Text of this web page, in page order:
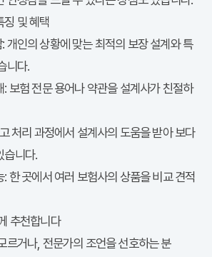
징 및 혜택
개인의 상황에 맞는 최적의 보장 설계와 특
니다.
: 보험 전문 용어나 약관을 설계사가 친절하
처리 과정에서 설계사의 도움을 받아 보다
습니다.
한 곳에서 여러 보험사의 상품을 비교 견적
추천합니다
르거나, 전문가의 조언을 선호하는 분